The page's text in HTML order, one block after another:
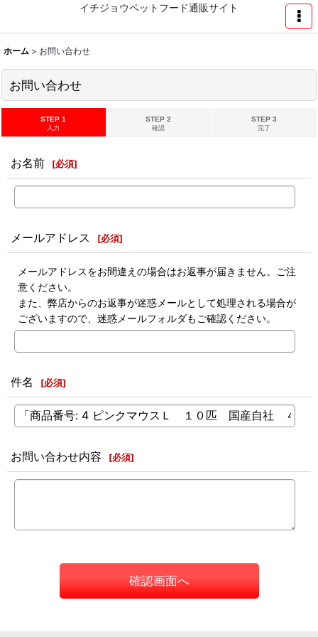
イチジョウペットフード通販サイト
ホーム > お問い合わせ
お問い合わせ
STEP 1
入力
STEP 2
確認
STEP 3
完了
お名前 [必須]
メールアドレス [必須]
メールアドレスをお間違えの場合はお返事が届きません。ご注
意ください。
また、弊店からのお返事が迷惑メールとして処理される場合が
ございますので、迷惑メールフォルダもご確認ください。
件名 [必須]
お問い合わせ内容 [必須]
確認画面へ